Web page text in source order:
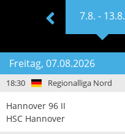
7.8. - 13.8.
Freitag, 07.08.2026
18:30 Regionalliga Nord
Hannover 96 II
HSC Hannover